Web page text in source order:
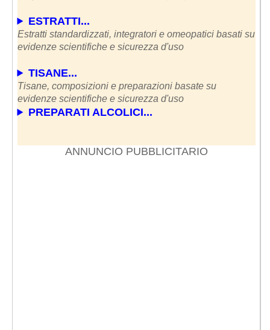
ESTRATTI...
Estratti standardizzati, integratori e omeopatici basati su
evidenze scientifiche e sicurezza d'uso
TISANE...
Tisane, composizioni e preparazioni basate su
evidenze scientifiche e sicurezza d'uso
PREPARATI ALCOLICI...
ANNUNCIO PUBBLICITARIO